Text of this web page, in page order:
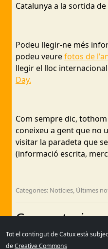
Catalunya a la sortida de
Podeu llegir-ne més
podeu veurefotos de
llegir el lloc
Day.
Com sempre dic,
coneixeu a gent que no
visitar la paradeta que
(informació escrita,
Categories: Notícies, Últimes
Comentaris
Sense comentaris
Tot el contingut de Catux està
deCreative Commons